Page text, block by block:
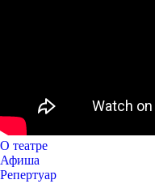
О театре
Афиша
Репертуар